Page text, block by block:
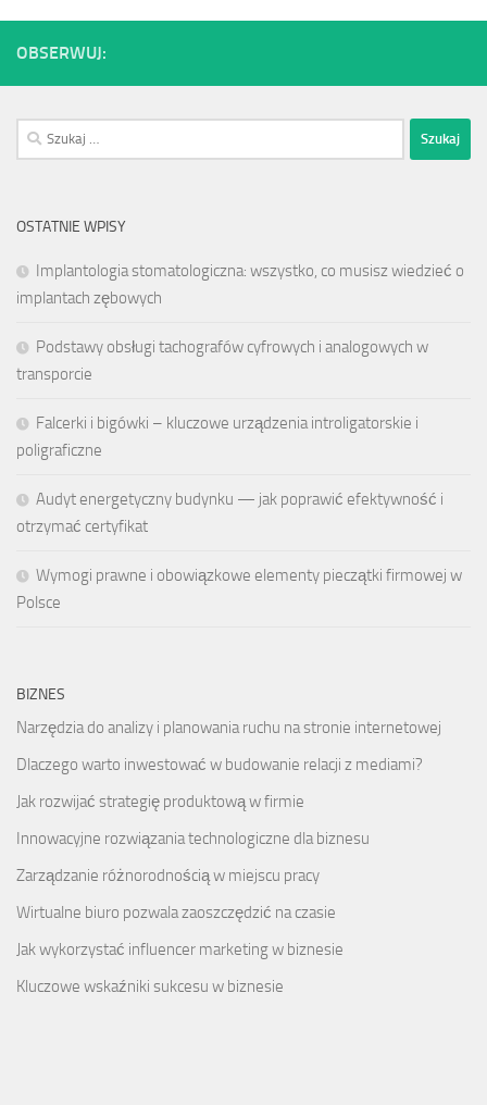
OBSERWUJ:
Szukaj:
OSTATNIE WPISY
Implantologia stomatologiczna: wszystko, co musisz wiedzieć o
implantach zębowych
Podstawy obsługi tachografów cyfrowych i analogowych w
transporcie
Falcerki i bigówki – kluczowe urządzenia introligatorskie i
poligraficzne
Audyt energetyczny budynku — jak poprawić efektywność i
otrzymać certyfikat
Wymogi prawne i obowiązkowe elementy pieczątki firmowej w
Polsce
BIZNES
Narzędzia do analizy i planowania ruchu na stronie internetowej
Dlaczego warto inwestować w budowanie relacji z mediami?
Jak rozwijać strategię produktową w firmie
Innowacyjne rozwiązania technologiczne dla biznesu
Zarządzanie różnorodnością w miejscu pracy
Wirtualne biuro pozwala zaoszczędzić na czasie
Jak wykorzystać influencer marketing w biznesie
Kluczowe wskaźniki sukcesu w biznesie